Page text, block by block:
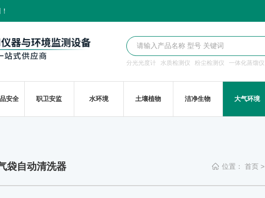
分光光度计 水质检测仪 粉尘检测仪 一体化蒸馏仪
安全 职卫安监 水环境 土壤植物 洁净生物 大气环境
袋自动清洗器 位置： 首页 >